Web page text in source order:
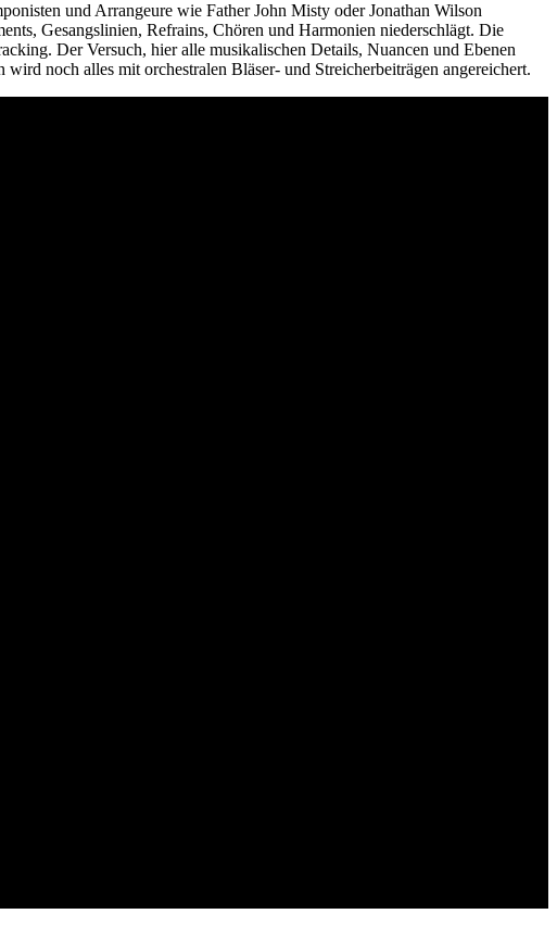
und Arrangeure wie Father John Misty oder Jonathan Wilson
Gesangslinien, Refrains, Chören und Harmonien niederschlägt. Die
Der Versuch, hier alle musikalischen Details, Nuancen und Ebenen
noch alles mit orchestralen Bläser- und Streicherbeiträgen angereichert.